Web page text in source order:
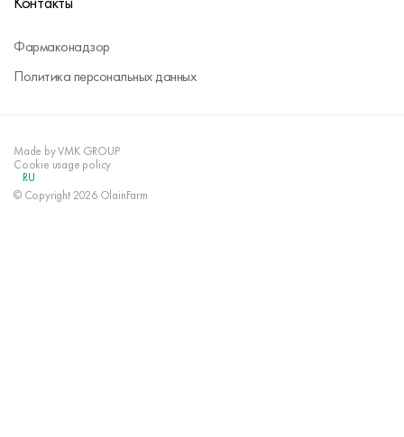
Фармаконадзор
Политика персональных данных
© Copyright 2026 OlainFarm
Made by VMK GROUP
Cookie usage policy
RU